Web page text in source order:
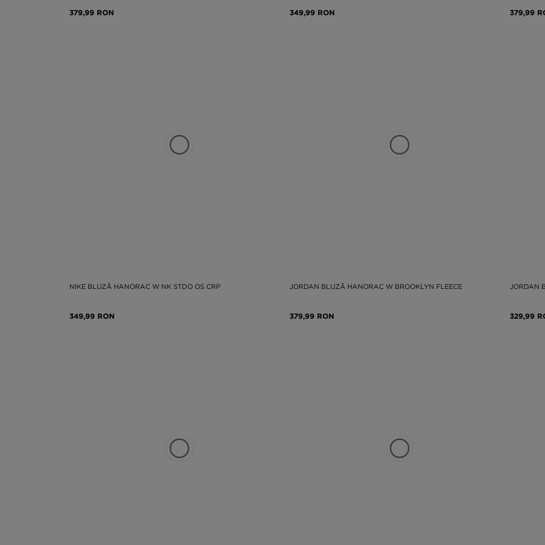
379,99 RON 349,99 RON 379,99
NIKE BLUZĂ HANORAC W NK STDO OS CRP
349,99 RON
JORDAN BLUZĂ HANORAC W BROOKLYN FLEECE
379,99 RON
JORDAN
329,99